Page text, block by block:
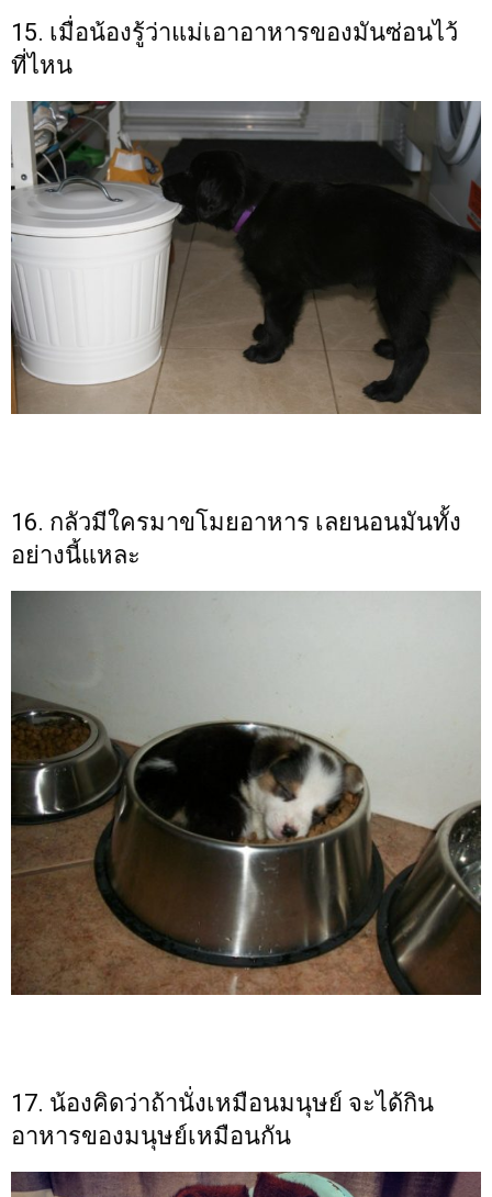
15. เมื่อน้องรู้ว่าแม่เอาอาหารของมันซ่อนไว้
ที่ไหน
16. กลัวมีใครมาขโมยอาหาร เลยนอนมันทั้ง
อย่างนี้แหละ
17. น้องคิดว่าถ้านั่งเหมือนมนุษย์ จะได้กิน
อาหารของมนุษย์เหมือนกัน